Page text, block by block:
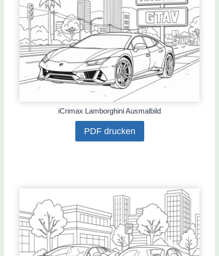
iCrimax Lamborghini Ausmalbild
PDF drucken